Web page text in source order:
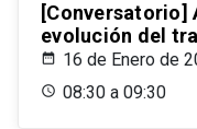
[Conversatorio]
evolución del
16 de Enero de
08:30 a 09:30